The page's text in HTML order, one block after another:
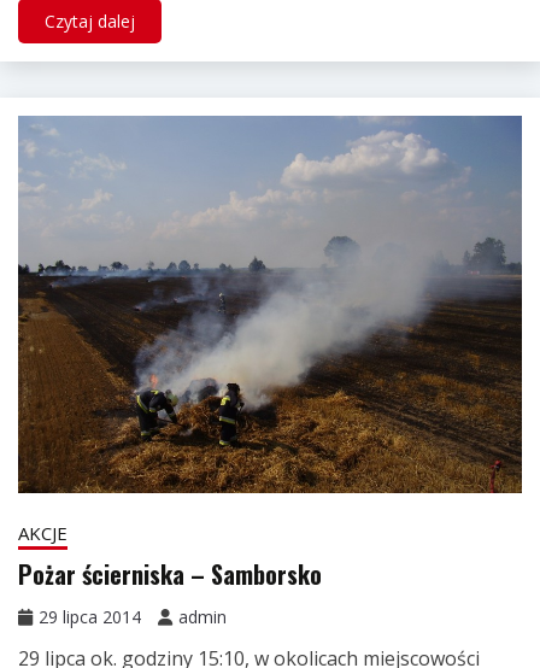
Czytaj dalej
AKCJE
Pożar ścierniska – Samborsko
29 lipca 2014 admin
29 lipca ok. godziny 15:10, w okolicach miejscowości